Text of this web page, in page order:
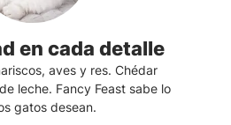
en cada detalle
aves y res. Chédar
leche. Fancy Feast sabe lo
gatos desean.